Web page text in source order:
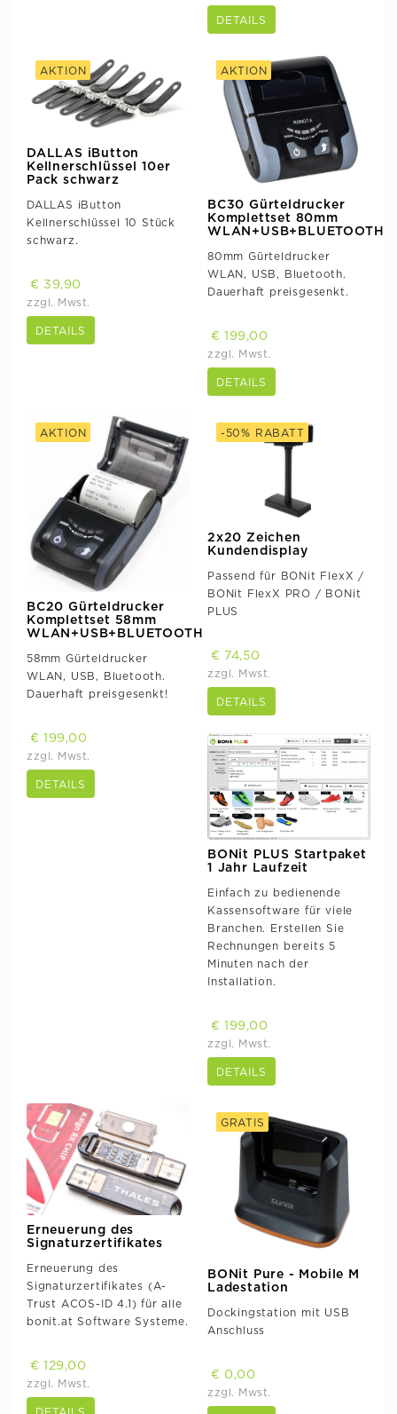
DETAILS
AKTION
DALLAS iButton
Kellnerschlüssel 10er
Pack schwarz
DALLAS iButton
Kellnerschlüssel 10 Stück
schwarz.
€ 39,90
zzgl. Mwst.
DETAILS
AKTION
BC30 Gürteldrucker
Komplettset 80mm
WLAN+USB+BLUETOOTH
80mm Gürteldrucker
WLAN, USB, Bluetooth.
Dauerhaft preisgesenkt.
€ 199,00
zzgl. Mwst.
DETAILS
AKTION
BC20 Gürteldrucker
Komplettset 58mm
WLAN+USB+BLUETOOTH
58mm Gürteldrucker
WLAN, USB, Bluetooth.
Dauerhaft preisgesenkt!
€ 199,00
zzgl. Mwst.
DETAILS
-50% RABATT
2x20 Zeichen
Kundendisplay
Passend für BONit FlexX /
BONit FlexX PRO / BONit
PLUS
€ 74,50
zzgl. Mwst.
DETAILS
BONit PLUS Startpaket
1 Jahr Laufzeit
Einfach zu bedienende
Kassensoftware für viele
Branchen. Erstellen Sie
Rechnungen bereits 5
Minuten nach der
Installation.
€ 199,00
zzgl. Mwst.
DETAILS
Erneuerung des
Signaturzertifikates
Erneuerung des
Signaturzertifikates (A-
Trust ACOS-ID 4.1) für alle
bonit.at Software Systeme.
€ 129,00
zzgl. Mwst.
GRATIS
BONit Pure - Mobile M
Ladestation
Dockingstation mit USB
Anschluss
€ 0,00
zzgl. Mwst.